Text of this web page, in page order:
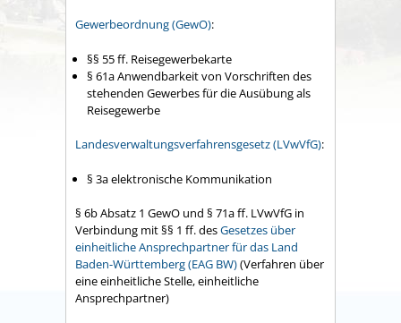
Gewerbeordnung (GewO):
§§ 55ff. Reisegewerbekarte
§ 61a Anwendbarkeit von Vorschriften des
stehenden Gewerbes für die Ausübung als
Reisegewerbe
Landesverwaltungsverfahrensgesetz (LVwVfG):
§ 3a elektronische Kommunikation
§ 6b Absatz 1 GewO und § 71a ff. LVwVfG in
Verbindung mit §§ 1 ff. desGesetzes über
einheitliche Ansprechpartner für das Land
Baden-Württemberg (EAG BW)(Verfahren über
eine einheitliche Stelle, einheitliche
Ansprechpartner)